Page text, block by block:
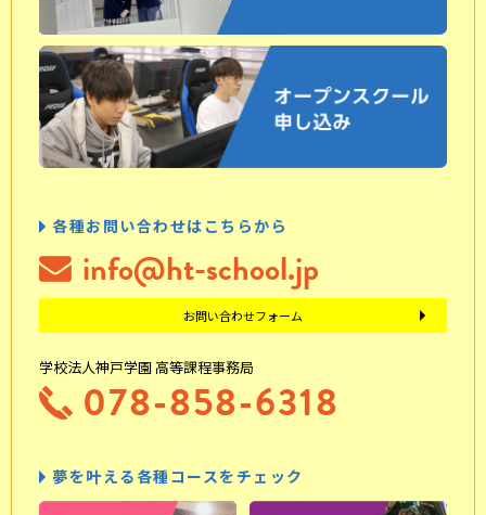
各種お問い合わせはこちらから
info@ht-school.jp
お問い合わせフォーム
学校法人神戸学園 高等課程事務局
078-858-6318
夢を叶える各種コースをチェック